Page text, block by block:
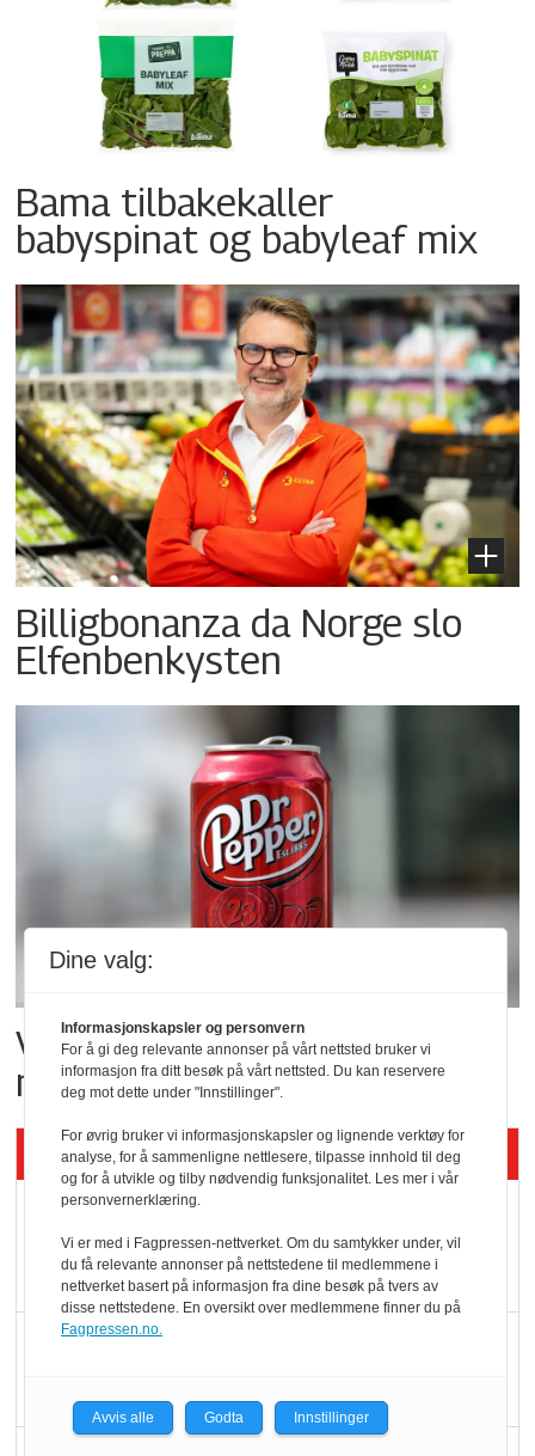
Bama tilbakekaller
babyspinat og babyleaf mix
Billigbonanza da Norge slo
Elfenbenkysten
Vil vokse i brusmarkedet
med Dr Pepper
Siste artikler - KBS
Mat er viktigere enn
pris når elbilister
velger ladestopp
Dine valg:
Informasjonskapsler og personvern
For å gi deg relevante annonser på vårt nettsted bruker vi
informasjon fra ditt besøk på vårt nettsted. Du kan reservere
deg mot dette under "Innstillinger".
For øvrig bruker vi informasjonskapsler og lignende verktøy for
analyse, for å sammenligne nettlesere, tilpasse innhold til deg
og for å utvikle og tilby nødvendig funksjonalitet. Les mer i vår
personvernerklæring.
Vi er med i Fagpressen-nettverket. Om du samtykker under, vil
du få relevante annonser på nettstedene til medlemmene i
nettverket basert på informasjon fra dine besøk på tvers av
disse nettstedene. En oversikt over medlemmene finner du på
Fagpressen.no.
Avvis alle Godta Innstillinger